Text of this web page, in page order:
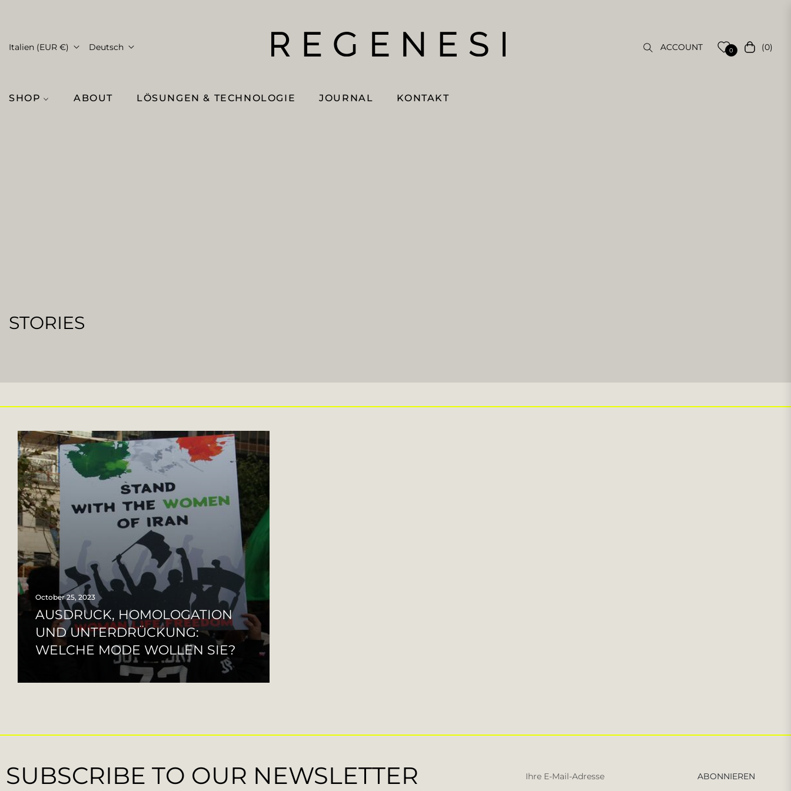
Italien (EUR €) Deutsch ACCOUNT 0 (0)
SHOP ABOUT LÖSUNGEN & TECHNOLOGIE JOURNAL KONTAKT
STORIES
October 25, 2023
AUSDRUCK, HOMOLOGATION
UND UNTERDRÜCKUNG:
WELCHE MODE WOLLEN SIE?
SUBSCRIBE TO OUR NEWSLETTER ABONNIEREN